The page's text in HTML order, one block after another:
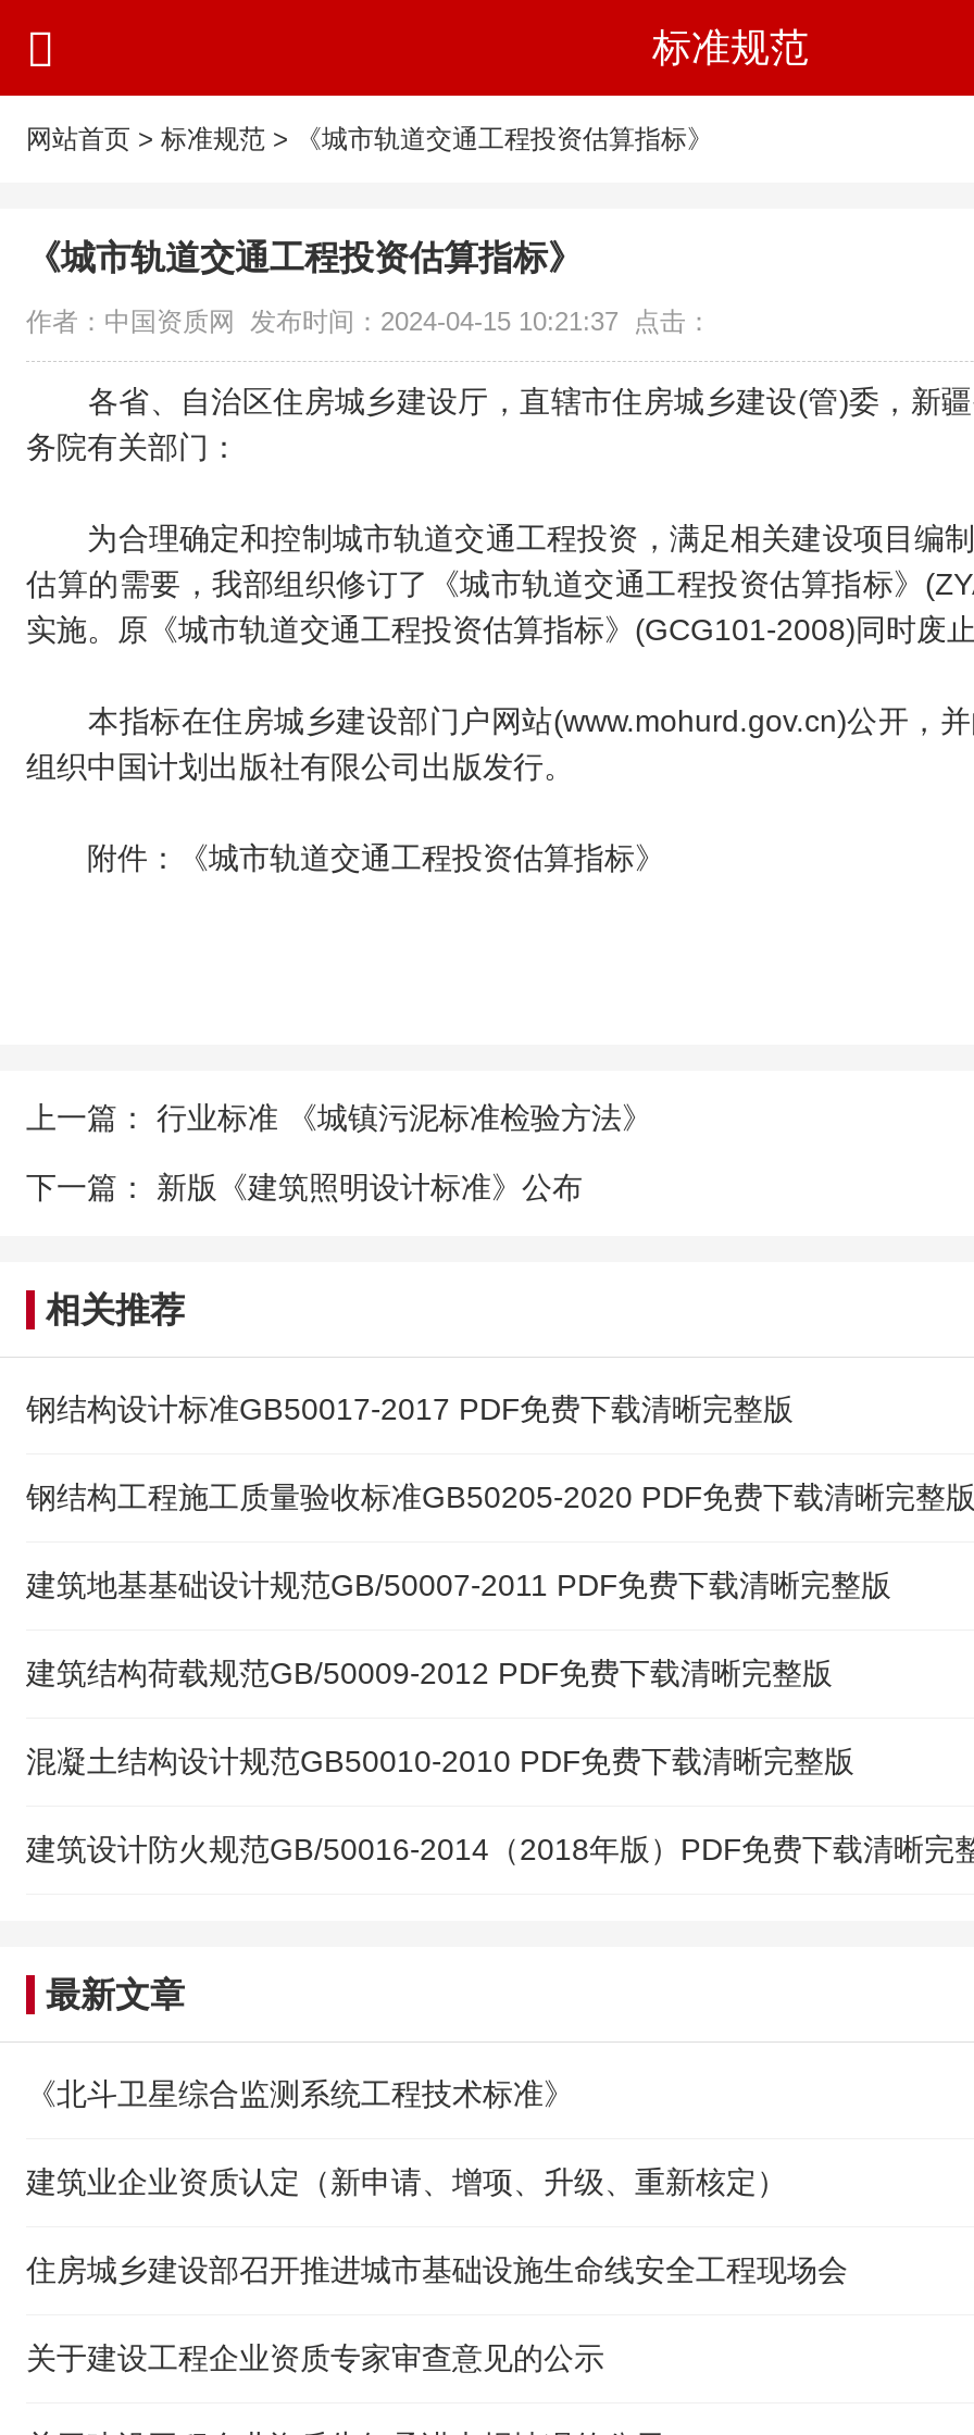
标准规范
网站首页 > 标准规范 > 《城市轨道交通工程投资估算指标》
《城市轨道交通工程投资估算指标》
作者：中国资质网 发布时间：2024-04-15 10:21:37 点击：
各省、自治区住房城乡建设厅，直辖市住房城乡建设(管)委，新
务院有关部门：
为合理确定和控制城市轨道交通工程投资，满足相关建设项目编
估算的需要，我部组织修订了《城市轨道交通工程投资估算指标》
实施。原《城市轨道交通工程投资估算指标》(GCG101-2008)同时废
本指标在住房城乡建设部门户网站(www.mohurd.gov.cn)公开，
组织中国计划出版社有限公司出版发行。
附件： 《城市轨道交通工程投资估算指标》
上一篇： 行业标准 《城镇污泥标准检验方法》
下一篇： 新版《建筑照明设计标准》公布
相关推荐
钢结构设计标准GB50017-2017 PDF免费下载清晰完整版
钢结构工程施工质量验收标准GB50205-2020 PDF免费下载清晰完整
建筑地基基础设计规范GB/50007-2011 PDF免费下载清晰完整版
建筑结构荷载规范GB/50009-2012 PDF免费下载清晰完整版
混凝土结构设计规范GB50010-2010 PDF免费下载清晰完整版
建筑设计防火规范GB/50016-2014（2018年版）PDF免费下载清晰完
最新文章
《北斗卫星综合监测系统工程技术标准》
建筑业企业资质认定（新申请、增项、升级、重新核定）
住房城乡建设部召开推进城市基础设施生命线安全工程现场会
关于建设工程企业资质专家审查意见的公示